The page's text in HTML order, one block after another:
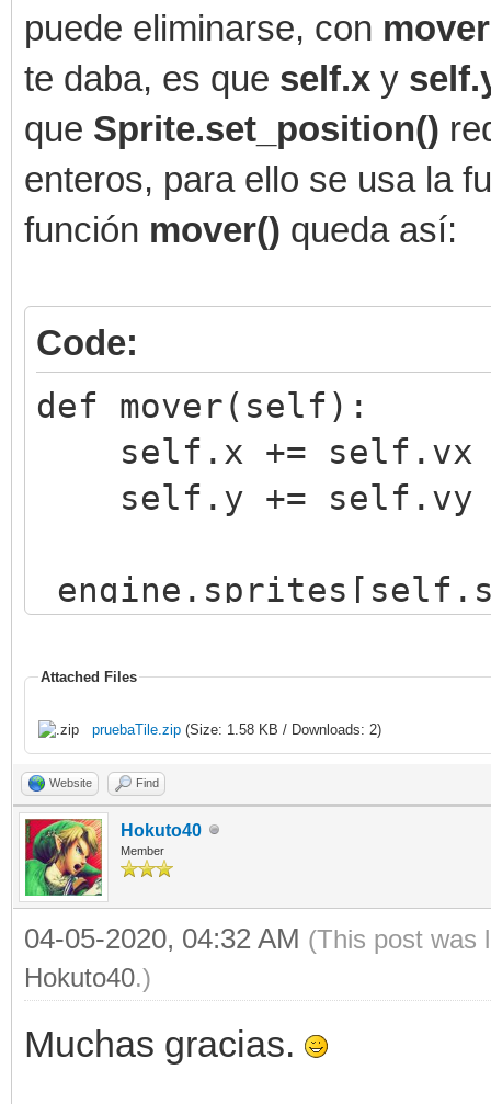
puede eliminarse, con
te daba, es que self.x y
que Sprite.set_position()
enteros, para ello se usa la
función mover() queda así:
Code:
def mover(self):
self.x += self.vx
self.y += self.vy
Attached Files
pruebaTile.zip (Size: 1.58 KB / Downloads: 2)
Website Find
Hokuto40
Member
04-05-2020, 04:32 AM (This post was
Hokuto40.)
Muchas gracias.